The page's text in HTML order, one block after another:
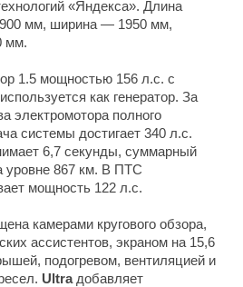
«Яндекса». Длина
мм, ширина — 1950 мм,
мм.
1.5 мощностью 156 л.с. с
как генератор. За
электромотора полного
системы достигает 340 л.с.
6,7 секунды, суммарный
уровне 867 км. В ПТС
мощность 122 л.с.
камерами кругового обзора,
ассистентов, экраном на 15,6
подогревом, вентиляцией и
Ultraдобавляет